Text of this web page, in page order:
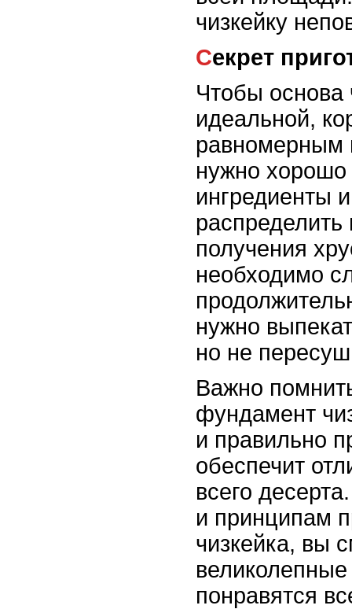
чизкейку
Секрет
Чтобы основа
идеальной,
равномерным
нужно хорошо
ингредиенты
получения
необходимо
нужно
но не
Важно
фундамент
и правильно
обеспечит
всего
и принципам
чизкейка, вы
понравятся